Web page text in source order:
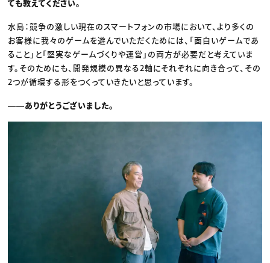
ても教えてください。
水島：競争の激しい現在のスマートフォンの市場において、より多くの
お客様に我々のゲームを遊んでいただくためには、「面白いゲームであ
ること」と「堅実なゲームづくりや運営」の両方が必要だと考えていま
す。そのためにも、開発規模の異なる2軸にそれぞれに向き合って、その
2つが循環する形をつくっていきたいと思っています。
――ありがとうございました。